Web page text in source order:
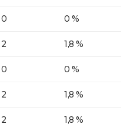
0 0 %
2 1,8 %
0 0 %
2 1,8 %
2 1,8 %